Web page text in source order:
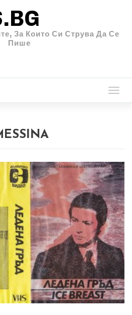
За Които Си Струва Да Се
Пише